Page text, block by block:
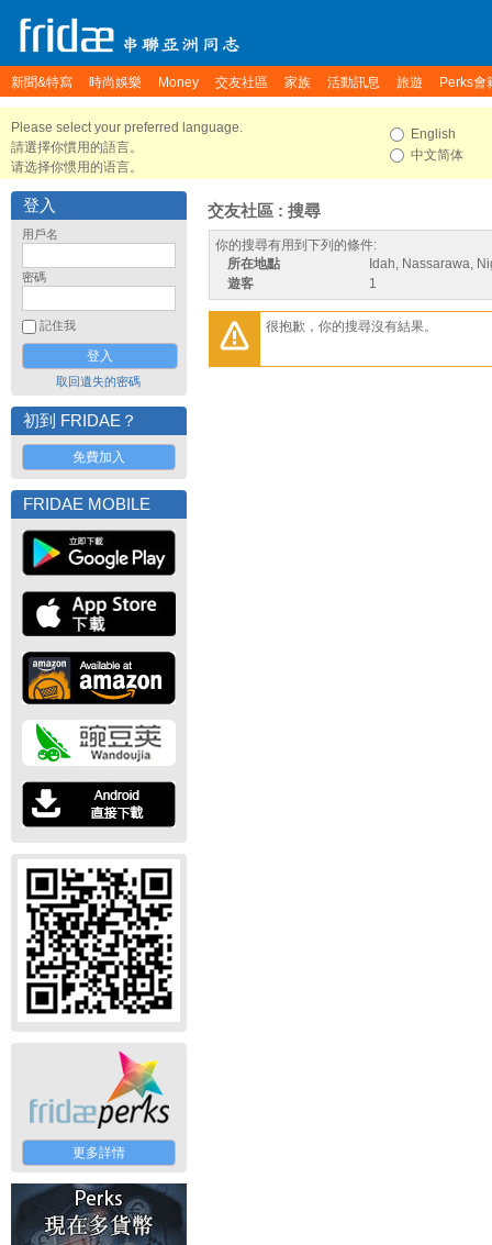
新聞&特寫 時尚娛樂 Money 交友社區 家族 活動訊息 旅遊 Perks會
Please select your preferred language.
請選擇你慣用的語言。
请选择你惯用的语言。
English
中文简体
登入
用戶名
密碼
記住我
取回遺失的密碼
初到 FRIDAE？
免費加入
FRIDAE MOBILE
更多詳情
交友社區 : 搜尋
你的搜尋有用到下列的條件:
所在地點
Idah, Nassarawa,
遊客
1
很抱歉，你的搜尋沒有結果。